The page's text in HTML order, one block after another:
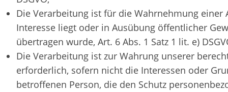
Die Verarbeitung ist für die Wahrnehmung
Interesse liegt oder in Ausübung öffentlicher
übertragen wurde, Art. 6 Abs. 1 Satz 1 lit. e)
Die Verarbeitung ist zur Wahrung unserer
erforderlich, sofern nicht die Interessen oder
betroffenen Person, die den Schutz